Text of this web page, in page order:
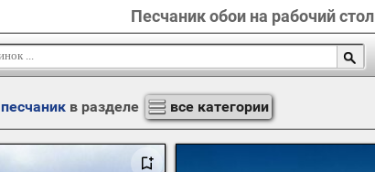
Песчаник обои на рабочий стол
песчаникв разделе все категории